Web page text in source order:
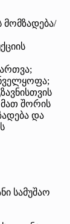
მომზადება/
მათ შორის
და
სამუშაო